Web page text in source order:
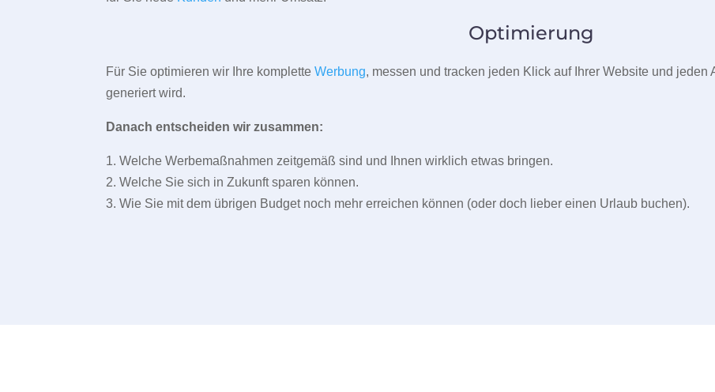
Optimierung
Für Sie optimieren wir Ihre kompletteWerbung, messen und tracken jeden Klick auf Ihrer Website und jeden
generiert wird.
Danach entscheiden wir zusammen:
1. Welche Werbemaßnahmen zeitgemäß sind und Ihnen wirklich etwas bringen.
2. Welche Sie sich in Zukunft sparen können.
3. Wie Sie mit dem übrigen Budget noch mehr erreichen können (oder doch lieber einen Urlaub buchen).